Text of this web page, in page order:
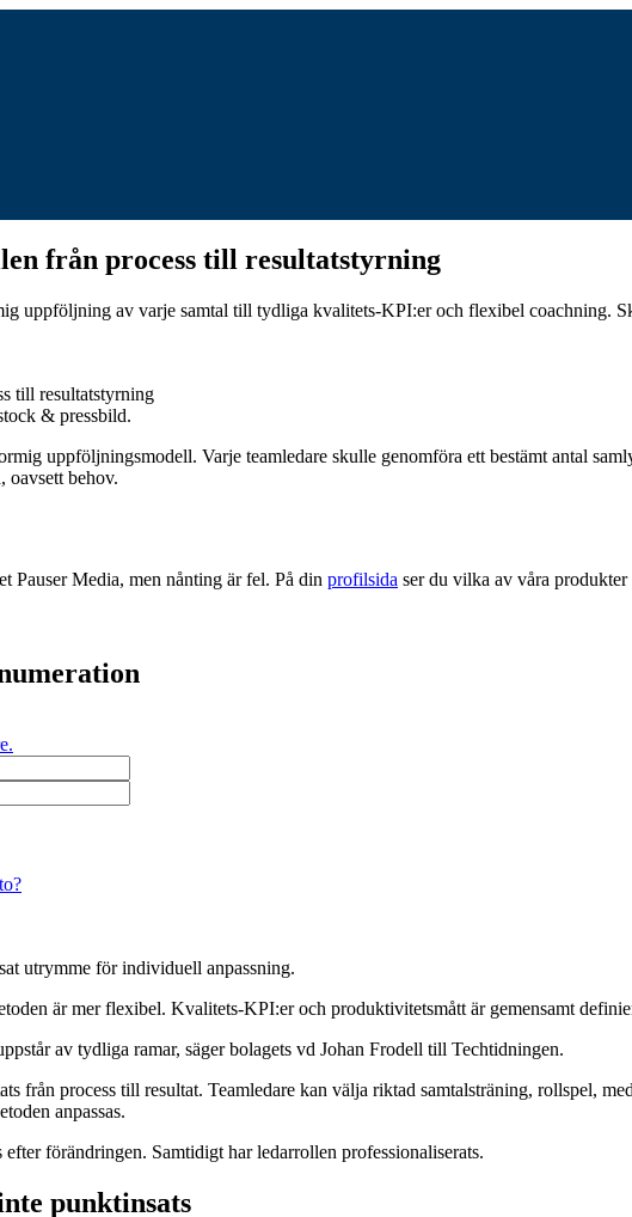
från process till resultatstyrning
uppföljning av varje samtal till tydliga kvalitets-KPI:er och flexibel coachning.
& pressbild.
uppföljningsmodell. Varje teamledare skulle genomföra ett bestämt antal
oavsett behov.
Pauser Media, men nånting är fel. På din profilsida ser du vilka av våra
utrymme för individuell anpassning.
är mer flexibel. Kvalitets-KPI:er och produktivitetsmått är gemensamt
av tydliga ramar, säger bolagets vd Johan Frodell till Techtidningen.
från process till resultat. Teamledare kan välja riktad samtalsträning, rollspel,
anpassas.
förändringen. Samtidigt har ledarrollen professionaliserats.
punktinsats